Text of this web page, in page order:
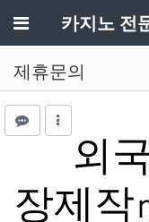
메뉴카지노 전
제휴문의
외
장제작